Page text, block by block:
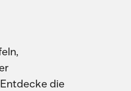
die